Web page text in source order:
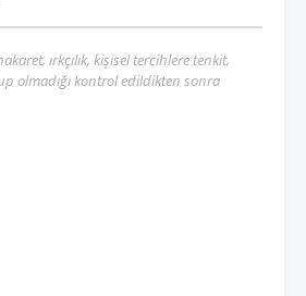
ırkçılık, kişisel tercihlere tenkit,
olmadığı kontrol edildikten sonra